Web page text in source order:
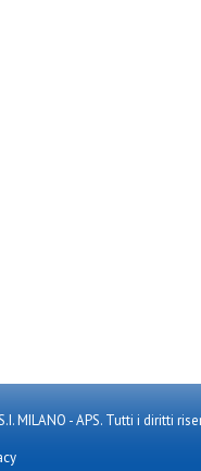
MILANO - APS. Tutti i diritti